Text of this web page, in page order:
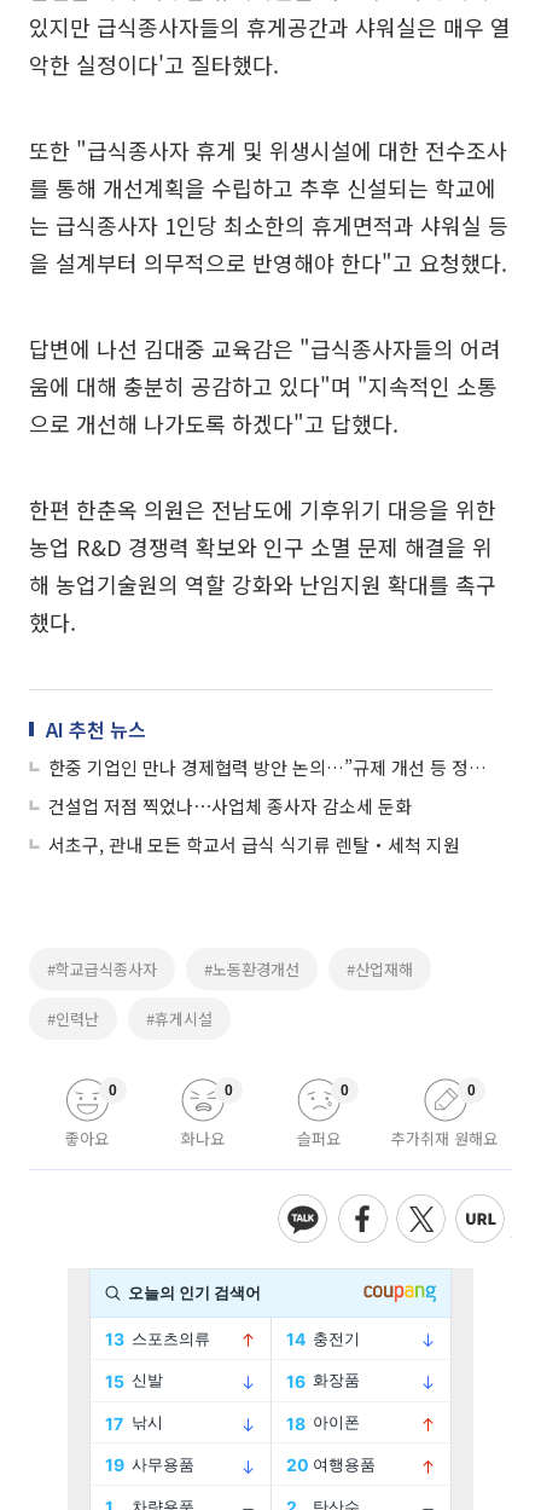
있지만 급식종사자들의 휴게공간과 샤워실은 매우 열
악한 실정이다'고 질타했다.
또한 "급식종사자 휴게 및 위생시설에 대한 전수조사
를 통해 개선계획을 수립하고 추후 신설되는 학교에
는 급식종사자 1인당 최소한의 휴게면적과 샤워실 등
을 설계부터 의무적으로 반영해야 한다"고 요청했다.
답변에 나선 김대중 교육감은 "급식종사자들의 어려
움에 대해 충분히 공감하고 있다"며 "지속적인 소통
으로 개선해 나가도록 하겠다"고 답했다.
한편 한춘옥 의원은 전남도에 기후위기 대응을 위한
농업 R&D 경쟁력 확보와 인구 소멸 문제 해결을 위
해 농업기술원의 역할 강화와 난임지원 확대를 촉구
했다.
AI 추천 뉴스
한중 기업인 만나 경제협력 방안 논의…”규제 개선 등 정책 뒷받침돼야“
건설업 저점 찍었나⋯사업체 종사자 감소세 둔화
서초구, 관내 모든 학교서 급식 식기류 렌탈‧세척 지원
#학교급식종사자 #노동환경개선 #산업재해
#인력난 #휴게시설
좋아요
0
화나요
0
슬퍼요
0
추가취재 원해요
0